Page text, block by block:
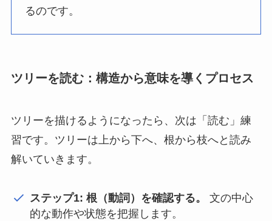
るのです。
ツリーを読む：構造から意味を導くプロセス
ツリーを描けるようになったら、次は「読む」練
習です。ツリーは上から下へ、根から枝へと読み
解いていきます。
ステップ1: 根（動詞）を確認する。
文の中心
的な動作や状態を把握します。